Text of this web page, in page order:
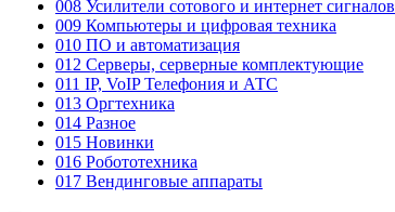
008 Усилители сотового и интернет сигналов
009 Компьютеры и цифровая техника
010 ПО и автоматизация
012 Серверы, серверные комплектующие
011 IP, VoIP Телефония и АТС
013 Оргтехника
014 Разное
015 Новинки
016 Робототехника
017 Вендинговые аппараты